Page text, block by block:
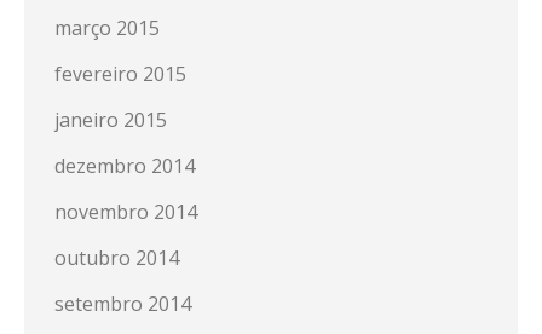
março 2015
fevereiro 2015
janeiro 2015
dezembro 2014
novembro 2014
outubro 2014
setembro 2014